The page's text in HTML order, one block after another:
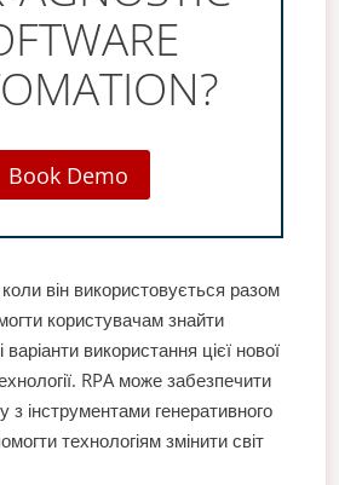
Book Demo
він використовується разом
користувачам знайти
варіанти використання цієї нової
RPA може забезпечити
з інструментами генеративного
технологіям змінити світ